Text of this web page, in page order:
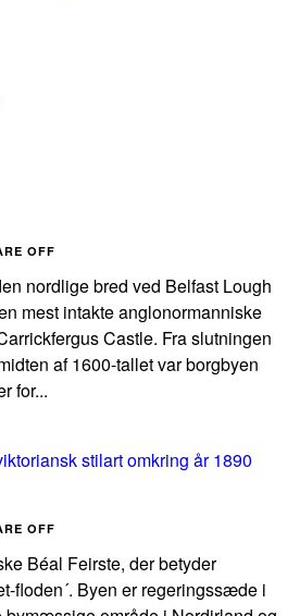
OFF
nordlige bred ved Belfast Lough
mest intakte anglonormanniske
Castle. Fra slutningen
af 1600-tallet var borgbyen
for...
OFF
Béal Feirste, der betyder
floden´. Byen er regeringssæde i